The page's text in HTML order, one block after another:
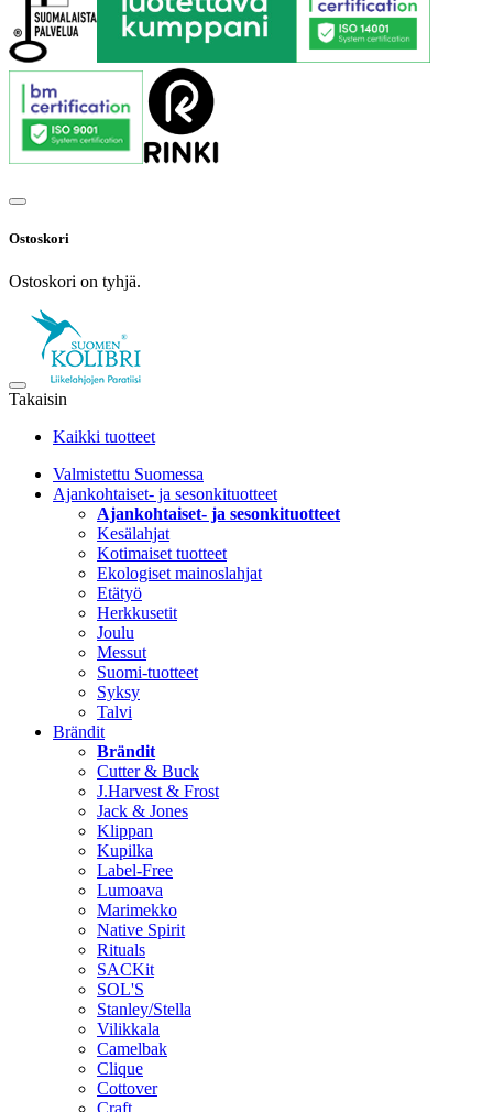
Ostoskori
Ostoskori on tyhjä.
Takaisin
Kaikki tuotteet
Valmistettu Suomessa
Ajankohtaiset- ja sesonkituotteet
Ajankohtaiset- ja sesonkituotteet
Kesälahjat
Kotimaiset tuotteet
Ekologiset mainoslahjat
Etätyö
Herkkusetit
Joulu
Messut
Suomi-tuotteet
Syksy
Talvi
Brändit
Brändit
Cutter & Buck
J.Harvest & Frost
Jack & Jones
Klippan
Kupilka
Label-Free
Lumoava
Marimekko
Native Spirit
Rituals
SACKit
SOL'S
Stanley/Stella
Vilikkala
Camelbak
Clique
Cottover
Craft